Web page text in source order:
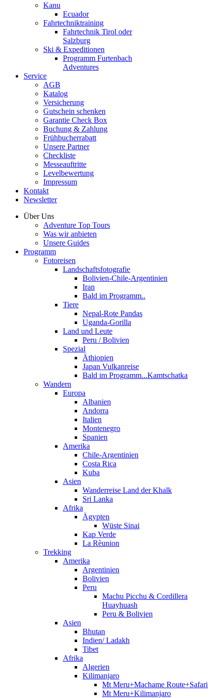
Kanu
Ecuador
Fahrtechniktraining
Fahrtechnik Tirol oder
Salzburg
Ski & Expeditionen
Programm Furtenbach
Adventures
Service
AGB
Katalog
Versicherung
Gutschein schenken
Garantie Check Box
Buchung & Zahlung
Frühbucherrabatt
Unsere Partner
Checkliste
Messeauftritte
Levelbewertung
Impressum
Kontakt
Newsletter
Über Uns
Adventure Top Tours
Was wir anbieten
Unsere Guides
Programm
Fotoreisen
Landschaftsfotografie
Bolivien-Chile-Argentinien
Iran
Bald im Programm..
Tiere
Nepal-Rote Pandas
Uganda-Gorilla
Land und Leute
Peru / Bolivien
Spezial
Äthiopien
Japan Vulkanreise
Bald im Programm...Kamtschatka
Wandern
Europa
Albanien
Andorra
Italien
Montenegro
Spanien
Amerika
Chile-Argentinien
Costa Rica
Kuba
Asien
Wanderreise Land der Khalk
Sri Lanka
Afrika
Ägypten
Wüste Sinai
Kap Verde
La Rèunion
Trekking
Amerika
Argentinien
Bolivien
Peru
Machu Picchu & Cordillera
Huayhuash
Peru & Bolivien
Asien
Bhutan
Indien/ Ladakh
Tibet
Afrika
Algerien
Kilimanjaro
Mt Meru+Machame Route+Safari
Mt Meru+Kilimanjaro